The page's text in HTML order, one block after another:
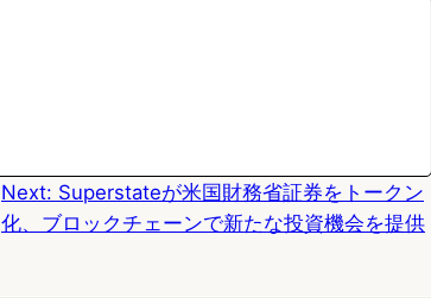
Next: Superstateが米国財務省証券をトークン
化、ブロックチェーンで新たな投資機会を提供